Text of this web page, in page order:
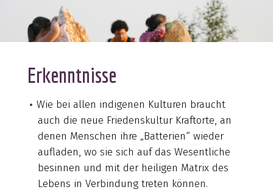
Erkenntnisse
Wie bei allen indigenen Kulturen braucht
auch die neue Friedenskultur Kraftorte, an
denen Menschen ihre „Batterien“ wieder
aufladen, wo sie sich auf das Wesentliche
besinnen und mit der heiligen Matrix des
Lebens in Verbindung treten können.